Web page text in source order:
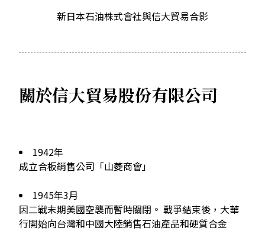
新日本石油株式會社與信大貿易合影
關於信大貿易股份有限公司
1942年
成立合板銷售公司「山菱商會」
1945年3月
因二戰末期美國空襲而暫時關閉。 戰爭結束後，大華
行開始向台灣和中國大陸銷售石油產品和硬質合金